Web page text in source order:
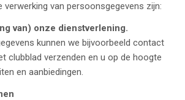
verwerking van persoonsgegevens zijn:
van) onze dienstverlening.
kunnen we bijvoorbeeld contact
clubblad verzenden en u op de hoogte
en aanbiedingen.